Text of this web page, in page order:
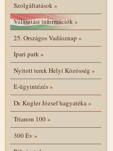
Szolgáltatások»
Választási információk»
25. Országos Vadásznap »
Ipari park»
Nyitott terek Helyi Közösség »
E-ügyintézés»
Dr. Kugler József hagyatéka»
Trianon 100»
300 Év »